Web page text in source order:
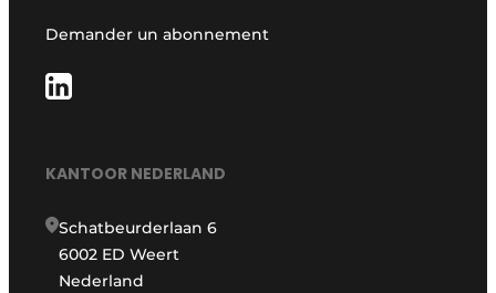
Demander un abonnement
KANTOOR NEDERLAND
Schatbeurderlaan 6
6002 ED Weert
Nederland